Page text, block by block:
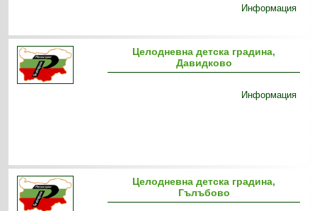
Информация
Целодневна детска градина,
Давидково
Информация
Целодневна детска градина,
Гълъбово